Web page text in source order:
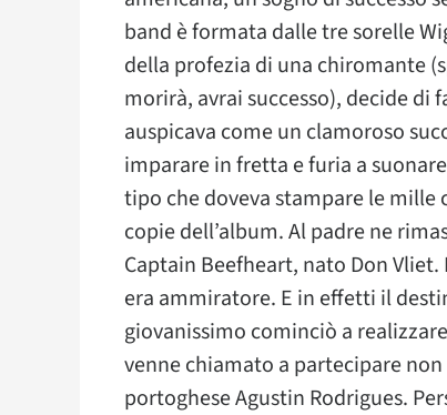
band è formata dalle tre sorelle
della profezia di una chiromante
morirà, avrai successo), decide di
auspicava come un clamoroso
imparare in fretta e furia a
tipo che doveva stampare le mille
copie dell’album. Al padre ne
Captain Beefheart, nato Don Vliet.
era ammiratore. E in effetti il
giovanissimo cominciò a
venne chiamato a partecipare
portoghese Agustin Rodrigues.